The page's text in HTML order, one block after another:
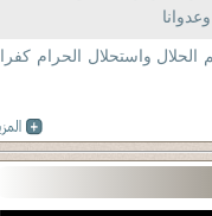
الحلال واستحلال الحرام كفرا